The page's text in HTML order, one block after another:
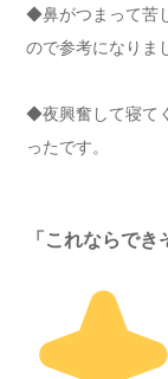
◆鼻がつまって苦
ので参考になりま
◆夜興奮して寝て
ったです。
「これならでき